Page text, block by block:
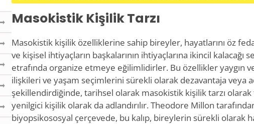
Masokistik Kişilik Tarzı
Masokistik kişilik özelliklerine sahip bireyler, hayatlarını öz
ve kişisel ihtiyaçların başkalarının ihtiyaçlarına ikincil kalacağı
etrafında organize etmeye eğilimlidirler. Bu özellikler yaygın
ilişkileri ve yaşam seçimlerini sürekli olarak dezavantaja veya
şekillendirdiğinde, tarihsel olarak masokistik kişilik tarzı olarak
yenilgici kişilik olarak da adlandırılır. Theodore Millon
biyopsikososyal çerçevede, bu kalıp, bireylerin sürekli olarak